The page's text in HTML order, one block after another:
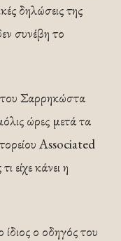
δηλώσεις της
συνέβη το
του Σαρρηκώστα
ώρες μετά τα
Associated
είχε κάνει η
ίδιος ο οδηγός του